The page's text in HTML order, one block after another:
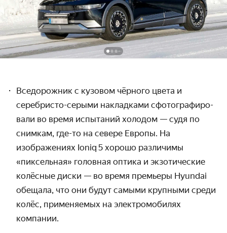
Вседорожник с кузовом чёрного цвета и
серебри­сто-серыми накладками сфото­графиро­
вали во время испытаний холодом — судя по
снимкам, где-то на севере Европы. На
изображениях Ioniq 5 хорошо различимы
«пиксельная» головная оптика и экзотиче­ские
колёсные диски — во время премьеры Hyundai
обещала, что они будут самыми крупными среди
колёс, применяемых на электро­мобилях
компании.